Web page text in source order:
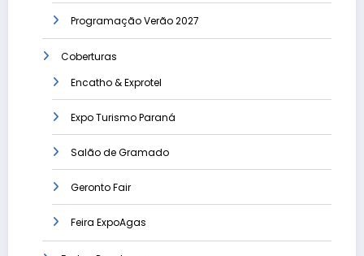
Programação Verão 2027
Coberturas
Encatho & Exprotel
Expo Turismo Paraná
Salão de Gramado
Geronto Fair
Feira ExpoAgas